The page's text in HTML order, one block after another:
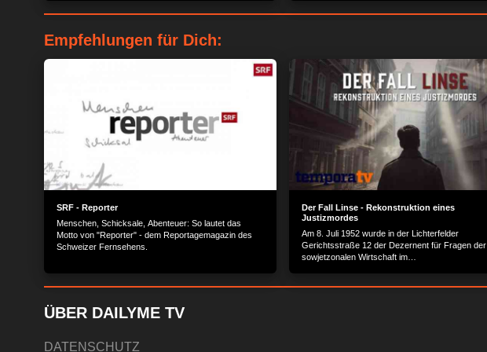
MEHR OPTIONEN
Empfehlungen für Dich:
SRF - Reporter
Menschen, Schicksale, Abenteuer: So lautet das
Motto von "Reporter" - dem Reportagemagazin des
Schweizer Fernsehens.
Der Fall Linse - Rekonstruktion eines
Justizmordes
Am 8. Juli 1952 wurde in der Lichterfelder
Gerichtsstraße 12 der Dezernent für Fragen der
sowjetzonalen Wirtschaft im
ÜBER DAILYME TV
DATENSCHUTZ